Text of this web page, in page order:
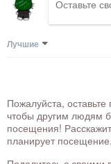
Лучшие
Пожалуйста,
чтобы другим людям
посещения!
планирует посещение.